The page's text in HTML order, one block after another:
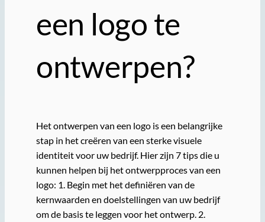
een logo te
ontwerpen?
Het ontwerpen van een logo is een belangrijke
stap in het creëren van een sterke visuele
identiteit voor uw bedrijf. Hier zijn 7 tips die u
kunnen helpen bij het ontwerpproces van een
logo: 1. Begin met het definiëren van de
kernwaarden en doelstellingen van uw bedrijf
om de basis te leggen voor het ontwerp. 2.